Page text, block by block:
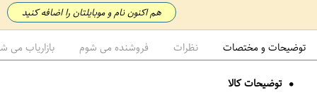
هم اکنون نام و موبایلتان را اضافه کنید
توضیحات و مختصات نظرات فروشنده می شوم بازاریاب می
توضیحات کالا